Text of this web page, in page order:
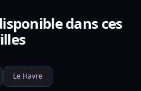
dans ces
Le Havre